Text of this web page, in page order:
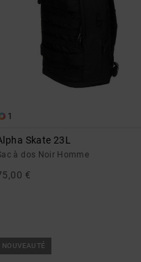
1
Skate 23L
à dos Noir Homme
€
NOUVEAUTÉ